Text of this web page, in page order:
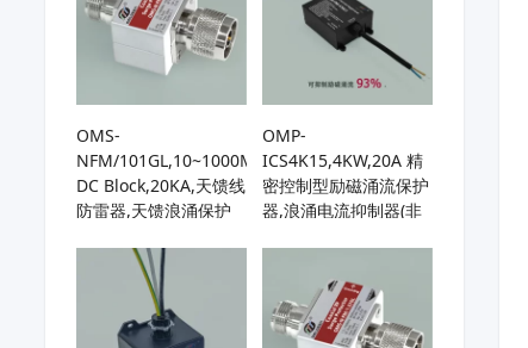
OMS-
NFM/101GL,10~1000MHz,
DC Block,20KA,天馈线
防雷器,天馈浪涌保护
于HF/UHF/VHF天线或
OMP-
ICS4K15,4KW,20A 精
密控制型励磁涌流保护
器,浪涌电流抑制器(非
现真正“软”启动,防止空
开跳闸，特别适用频繁
启动场景